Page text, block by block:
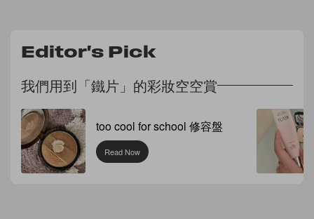
Editor's Pick
我們用到「鐵片」的彩妝空空賞
too cool for school 修容盤
Read Now